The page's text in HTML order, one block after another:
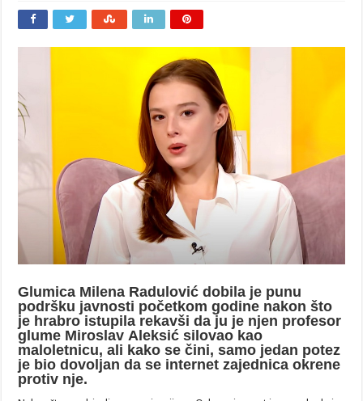
Glumica Milena Radulović dobila je punu
podršku javnosti početkom godine nakon što
je hrabro istupila rekavši da ju je njen profesor
glume Miroslav Aleksić silovao kao
maloletnicu, ali kako se čini, samo jedan potez
je bio dovoljan da se internet zajednica okrene
protiv nje.